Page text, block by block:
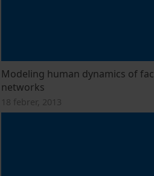
Modeling human dynamics of
networks
18 febrer, 2013